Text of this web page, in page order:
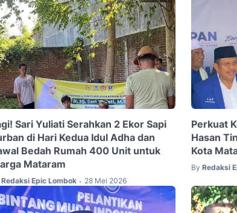
Sari Yuliati Serahkan 2 Ekor Sapi
di Hari Kedua Idul Adha dan
Bedah Rumah 400 Unit untuk
Mataram
Redaksi Epic Lombok • 28 Mei 2026
Perkuat
Hasan
Kota
By Redaksi